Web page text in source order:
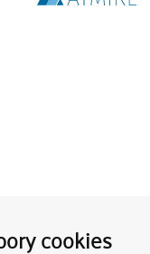
cookies